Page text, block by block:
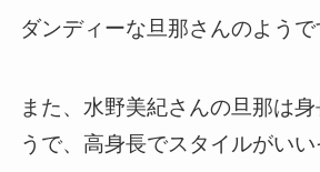
ダンディーな旦那さんのよう
また、水野美紀さんの旦那は
うで、高身長でスタイルがいい